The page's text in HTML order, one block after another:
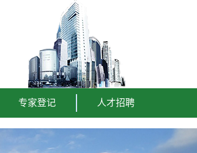
专家登记 人才招聘